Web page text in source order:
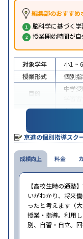
編集部のおすすめ
脳科学に基づく
授業開始時間が自
対象学年 小1 ~ 6
授業形式
個別
目的
中学
学習
中高
ブレ
※2024年6月調査。大学
京進の個別指導スク
成績向上
【高校生時の通塾
いがわかり、将来
ったと考えます（
授業・指導。利用
別、自習・自立。
料金